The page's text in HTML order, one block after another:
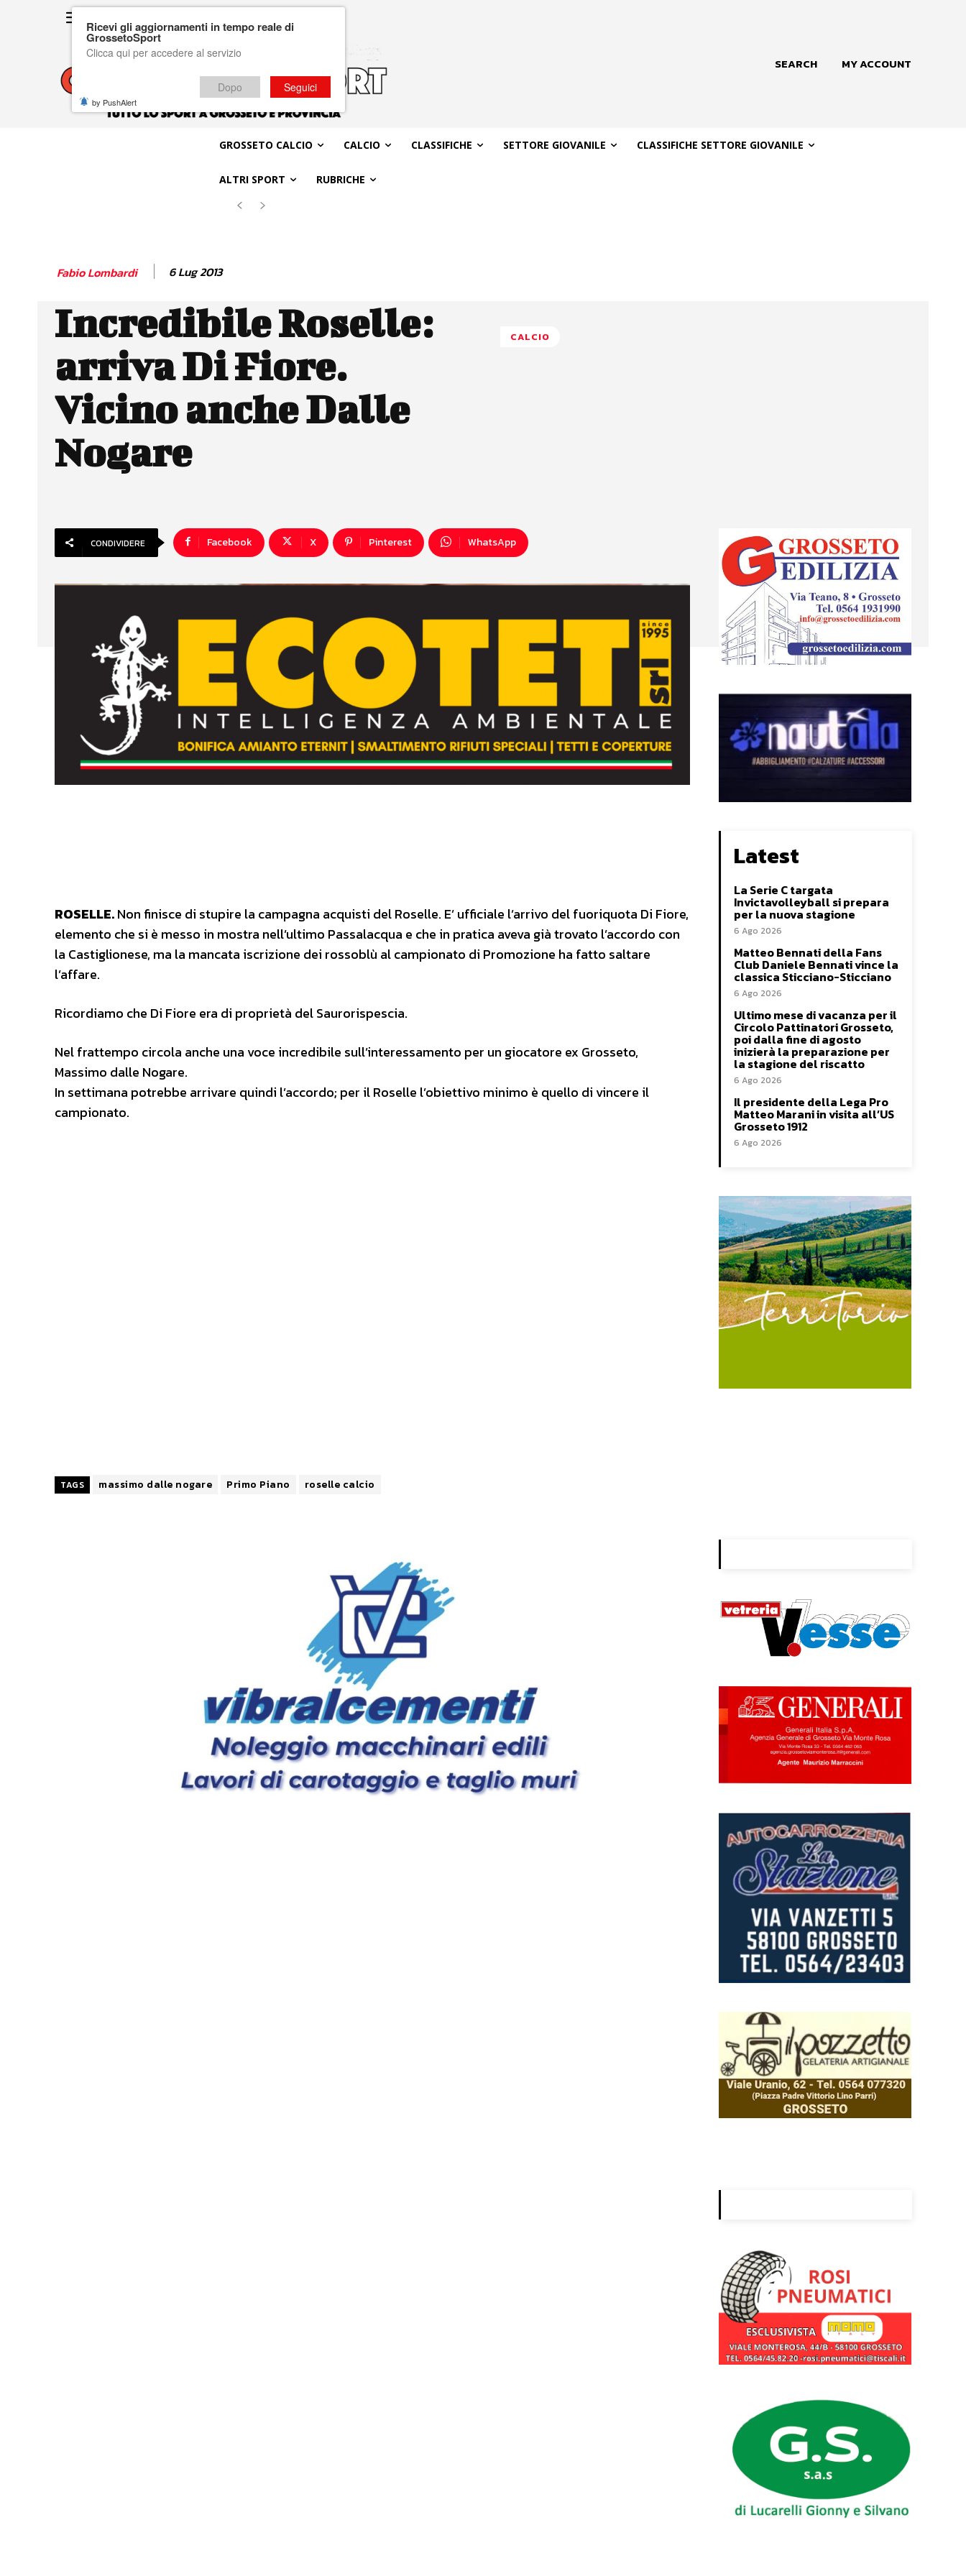
SEARCH MY ACCOUNT
GROSSETO CALCIO CALCIO CLASSIFICHE SETTORE GIOVANILE CLASSIFICHE SETTORE GIOVANILE
ALTRI SPORT RUBRICHE
Fabio Lombardi 6 Lug 2013
Incredibile Roselle:
arriva Di Fiore.
Vicino anche Dalle
Nogare
CALCIO
CONDIVIDERE Facebook X Pinterest WhatsApp
ROSELLE.Non finisce di stupire la campagna acquisti del Roselle. E’ ufficiale l’arrivo del fuoriquota Di Fiore,
elemento che si è messo in mostra nell’ultimo Passalacqua e che in pratica aveva già trovato l’accordo con
la Castiglionese, ma la mancata iscrizione dei rossoblù al campionato di Promozione ha fatto saltare
l’affare.
Ricordiamo che Di Fiore era di proprietà del Saurorispescia.
Nel frattempo circola anche una voce incredibile sull’interessamento per un giocatore ex Grosseto,
Massimo dalle Nogare.
In settimana potrebbe arrivare quindi l’accordo; per il Roselle l’obiettivo minimo è quello di vincere il
campionato.
TAGS massimo dalle nogare Primo Piano roselle calcio
Latest
La Serie C targata
Invictavolleyball si prepara
per la nuova stagione
6 Ago 2026
Matteo Bennati della Fans
Club Daniele Bennati vince la
classica Sticciano-Sticciano
6 Ago 2026
Ultimo mese di vacanza per il
Circolo Pattinatori Grosseto,
poi dalla fine di agosto
inizierà la preparazione per
la stagione del riscatto
6 Ago 2026
Il presidente della Lega Pro
Matteo Marani in visita all’US
Grosseto 1912
6 Ago 2026
Ricevi gli aggiornamenti in tempo reale di
GrossetoSport
Clicca qui per accedere al servizio
Dopo Seguici
by PushAlert